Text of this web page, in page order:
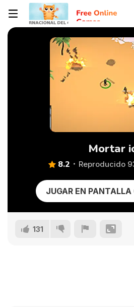
Mortar
8.2 Reproducido
JUGAR EN
131